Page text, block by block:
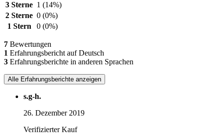
3 Sterne 1 (14%)
2 Sterne 0 (0%)
1 Stern
0 (0%)
7 Bewertungen
1 Erfahrungsbericht auf Deutsch
3 Erfahrungsberichte in anderen Sprachen
Alle Erfahrungsberichte anzeigen
s.g-h.
26. Dezember 2019
Verifizierter Kauf